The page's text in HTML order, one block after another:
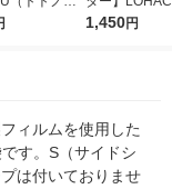
無糖 5
r 410ml 1箱（
1,450円
ィルムを使用した
す。S（サイドシ
は付いておりませ